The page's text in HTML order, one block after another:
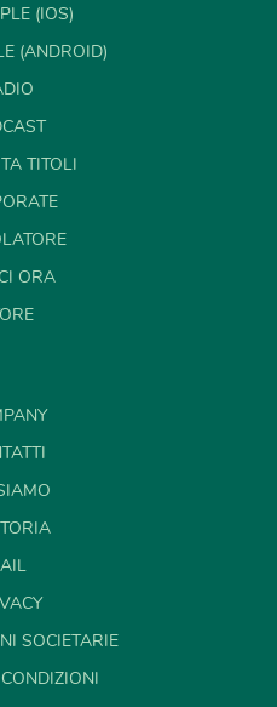
(IOS)
(ANDROID)
TITOLI
ORA
SOCIETARIE